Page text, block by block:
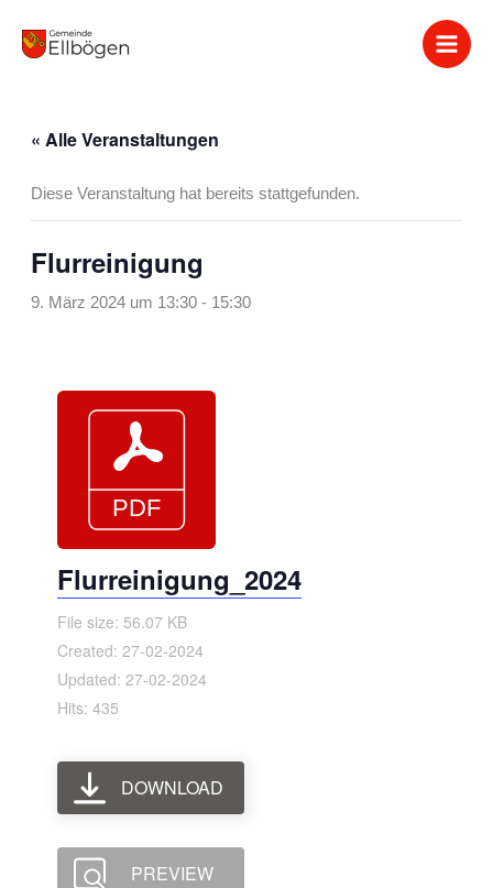
Inhalt
« Alle Veranstaltungen
Diese Veranstaltung hat bereits stattgefunden.
Flurreinigung
9. März 2024 um 13:30- 15:30
Flurreinigung_2024
File size: 56.07 KB
Created: 27-02-2024
Updated: 27-02-2024
Hits: 435
DOWNLOAD
PREVIEW